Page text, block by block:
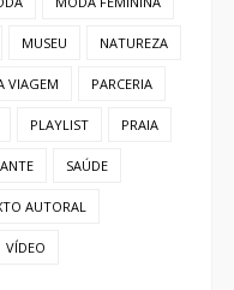
MUSEU NATUREZA
VIAGEM PARCERIA
PLAYLIST PRAIA
SAÚDE
AUTORAL
VÍDEO